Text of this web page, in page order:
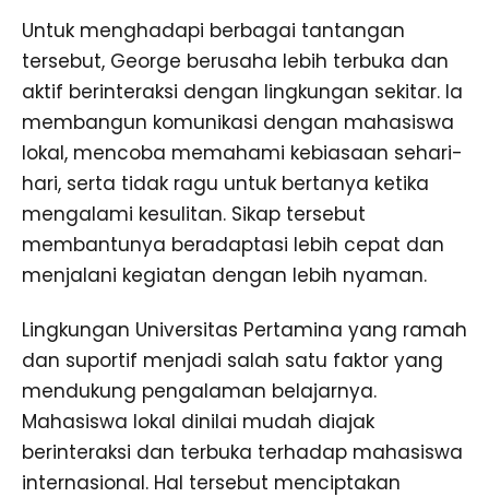
Untuk menghadapi berbagai tantangan
tersebut, George berusaha lebih terbuka dan
aktif berinteraksi dengan lingkungan sekitar. Ia
membangun komunikasi dengan mahasiswa
lokal, mencoba memahami kebiasaan sehari-
hari, serta tidak ragu untuk bertanya ketika
mengalami kesulitan. Sikap tersebut
membantunya beradaptasi lebih cepat dan
menjalani kegiatan dengan lebih nyaman.
Lingkungan Universitas Pertamina yang ramah
dan suportif menjadi salah satu faktor yang
mendukung pengalaman belajarnya.
Mahasiswa lokal dinilai mudah diajak
berinteraksi dan terbuka terhadap mahasiswa
internasional. Hal tersebut menciptakan